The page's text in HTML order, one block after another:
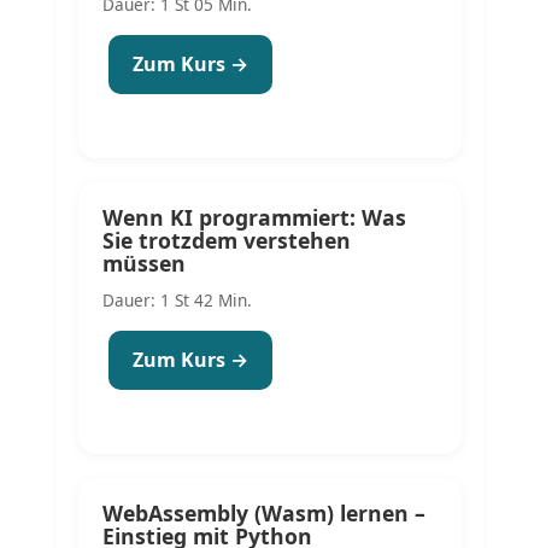
Zum Kurs →
Wenn KI programmiert: Was
Sie trotzdem verstehen
müssen
Dauer: 1 St 42 Min.
Zum Kurs →
WebAssembly (Wasm) lernen –
Einstieg mit Python